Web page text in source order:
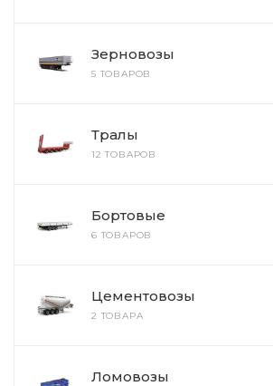
Зерновозы
5 ТОВАРОВ
Тралы
12 ТОВАРОВ
Бортовые
6 ТОВАРОВ
Цементовозы
2 ТОВАРА
Ломовозы